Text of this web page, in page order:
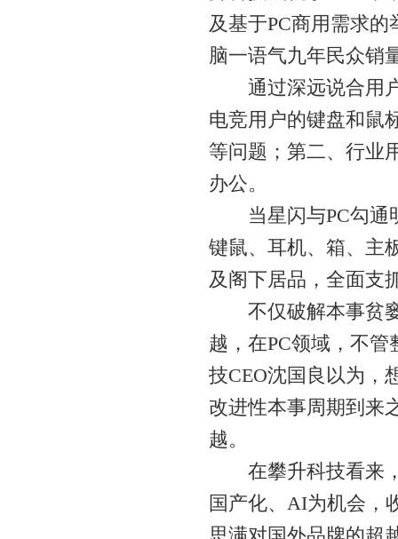
及基于PC商用需求
脑一语气九年民众销
通过深远说合用户
电竞用户的键盘和鼠
等问题；第二、行业
办公。
当星闪与PC勾通
键鼠、耳机、箱、主
及阁下居品，全面支
不仅破解本事贫窭
越，在PC领域，不
技CEO沈国良以为，
改进性本事周期到来
越。
在攀升科技看来，
国产化、AI为机会，